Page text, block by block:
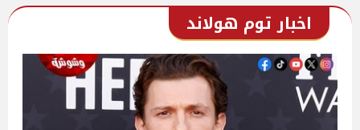
اخبار توم هولاند